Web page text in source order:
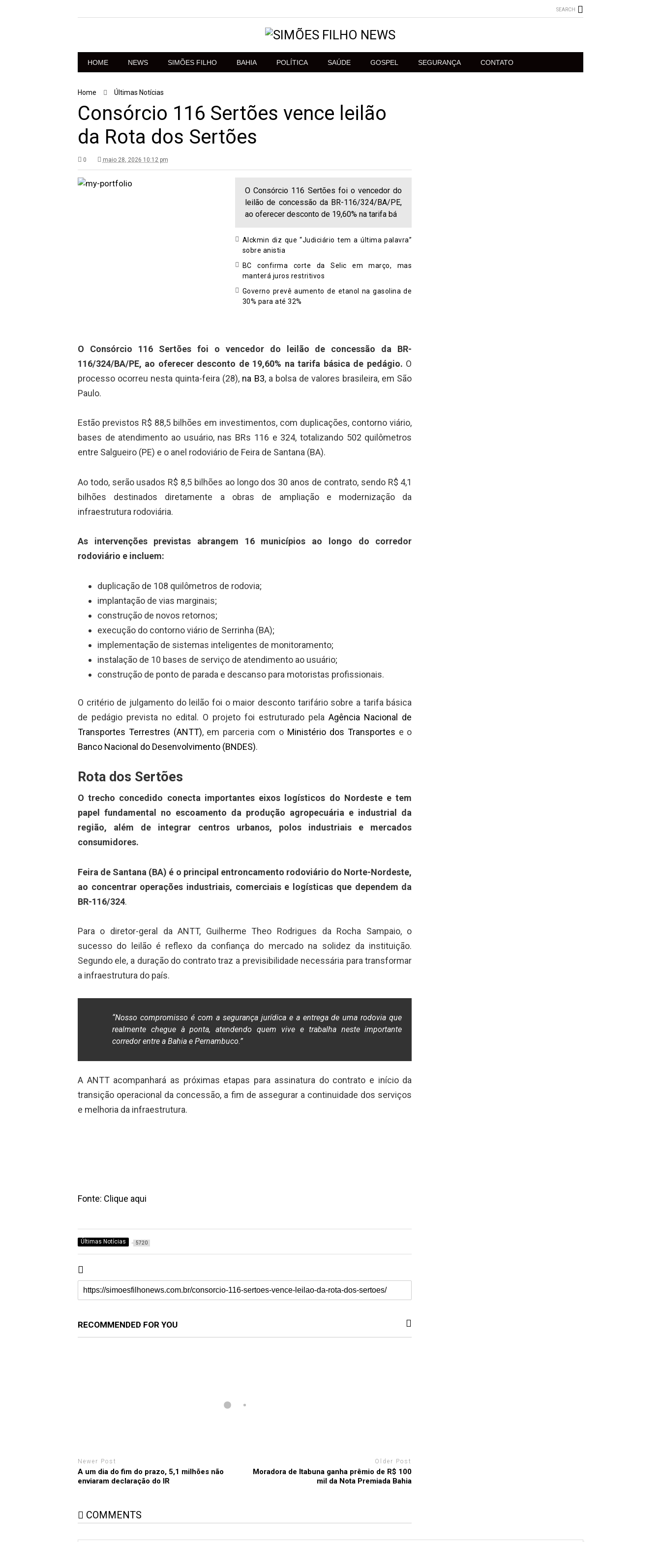
SEARCH
HOME NEWS SIMÕES FILHO BAHIA POLÍTICA SAÚDE GOSPEL SEGURANÇA CONTATO
Home Últimas Notícias
Consórcio 116 Sertões vence leilão
da Rota dos Sertões
0 maio 28, 2026 10:12 pm
O Consórcio 116 Sertões foi o vencedor do
leilão de concessão da BR-116/324/BA/PE,
ao oferecer desconto de 19,60% na tarifa bá
Alckmin diz que “Judiciário tem a última palavra”
sobre anistia
BC confirma corte da Selic em março, mas
manterá juros restritivos
Governo prevê aumento de etanol na gasolina de
30% para até 32%
O Consórcio 116 Sertões foi o vencedor do leilão de concessão da BR-
116/324/BA/PE, ao oferecer desconto de 19,60% na tarifa básica de pedágio. O
processo ocorreu nesta quinta-feira (28), na B3, a bolsa de valores brasileira, em São
Paulo.
Estão previstos R$ 88,5 bilhões em investimentos, com duplicações, contorno viário,
bases de atendimento ao usuário, nas BRs 116 e 324, totalizando 502 quilômetros
entre Salgueiro (PE) e o anel rodoviário de Feira de Santana (BA).
Ao todo, serão usados R$ 8,5 bilhões ao longo dos 30 anos de contrato, sendo R$ 4,1
bilhões destinados diretamente a obras de ampliação e modernização da
infraestrutura rodoviária.
As intervenções previstas abrangem 16 municípios ao longo do corredor
rodoviário e incluem:
duplicação de 108 quilômetros de rodovia;
implantação de vias marginais;
construção de novos retornos;
execução do contorno viário de Serrinha (BA);
implementação de sistemas inteligentes de monitoramento;
instalação de 10 bases de serviço de atendimento ao usuário;
construção de ponto de parada e descanso para motoristas profissionais.
O critério de julgamento do leilão foi o maior desconto tarifário sobre a tarifa básica
de pedágio prevista no edital. O projeto foi estruturado pelaAgência Nacional de
Transportes Terrestres (ANTT), em parceria com o Ministério dos Transportes e o
Banco Nacional do Desenvolvimento (BNDES).
Rota dos Sertões
O trecho concedido conecta importantes eixos logísticos do Nordeste e tem
papel fundamental no escoamento da produção agropecuária e industrial da
região, além de integrar centros urbanos, polos industriais e mercados
consumidores.
Feira de Santana (BA) é o principal entroncamento rodoviário do Norte-Nordeste,
ao concentrar operações industriais, comerciais e logísticas que dependem da
BR-116/324.
Para o diretor-geral da ANTT, Guilherme Theo Rodrigues da Rocha Sampaio, o
sucesso do leilão é reflexo da confiança do mercado na solidez da instituição.
Segundo ele, a duração do contrato traz a previsibilidade necessária para transformar
a infraestrutura do país.
“Nosso compromisso é com a segurança jurídica e a entrega de uma rodovia que
realmente chegue à ponta, atendendo quem vive e trabalha neste importante
corredor entre a Bahia e Pernambuco.”
A ANTT acompanhará as próximas etapas para assinatura do contrato e início da
transição operacional da concessão, a fim de assegurar a continuidade dos serviços
e melhoria da infraestrutura.
Fonte: Clique aqui
Últimas Notícias 5720
RECOMMENDED FOR YOU
Newer Post
A um dia do fim do prazo, 5,1 milhões não
enviaram declaração do IR
Older Post
Moradora de Itabuna ganha prêmio de R$ 100
mil da Nota Premiada Bahia
COMMENTS